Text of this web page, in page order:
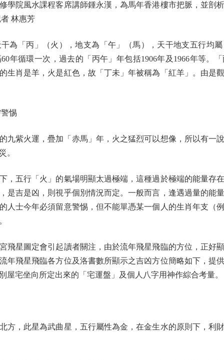
學院風水課程客席講師鍾永漢，為馬年香港樓市把脈，並剖
林惠芳
「丙」（火），地支為「午」（馬），天干地支五行均屬
年循環一次，過去的「丙午」年包括1906年及1966年等。
生肖是羊，火是紅色，故「丁未」年被稱為「紅羊」。由是
惕
紫火運，疊加「赤馬」年，火之猛烈可以想像，所以有一
。
行「火」的氣場明顯太過極端，這種過於極端的能量存
是吉是凶，則視乎個別情況而定。一般而言，逢遇過量的能
人士今年必須留意警惕，但不能單憑某一個人的生肖年支（
圖定會引起讀者關注，由於流年飛星飛臨的方位，正好
年飛星飛臨各方位及洛書數所顯示之吉凶方位簡略如下，提
屋宅坐向所定出來的「宅運盤」及個人八字用神作綜合考量。
此星為武曲星，五行屬性為金，在金生水的原則下，利